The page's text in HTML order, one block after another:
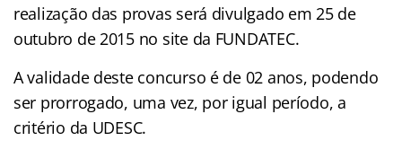
realização das provas será divulgado em 25 de
outubro de 2015 no site da FUNDATEC.
A validade deste concurso é de 02 anos, podendo
ser prorrogado, uma vez, por igual período, a
critério da UDESC.